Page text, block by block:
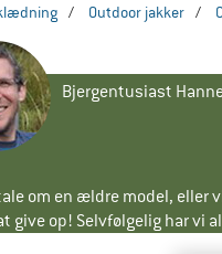
/ Outdoor jakker /
Bjergentusiast
om en ældre model,
give op! Selvfølgelig har vi